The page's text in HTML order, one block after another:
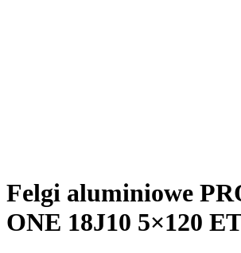
Felgi aluminiowe
ONE 18J10 5×120